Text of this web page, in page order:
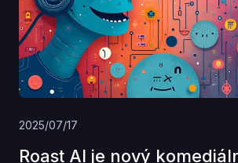
2025/07/17
Roast AI je nový